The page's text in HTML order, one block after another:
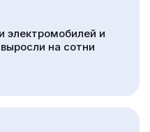
электромобилей и
на сотни